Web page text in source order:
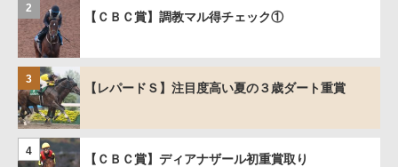
2
【ＣＢＣ賞】調教マル得チェック①
3
【レパードＳ】注目度高い夏の３歳ダート重賞
4
【ＣＢＣ賞】ディアナザール初重賞取り